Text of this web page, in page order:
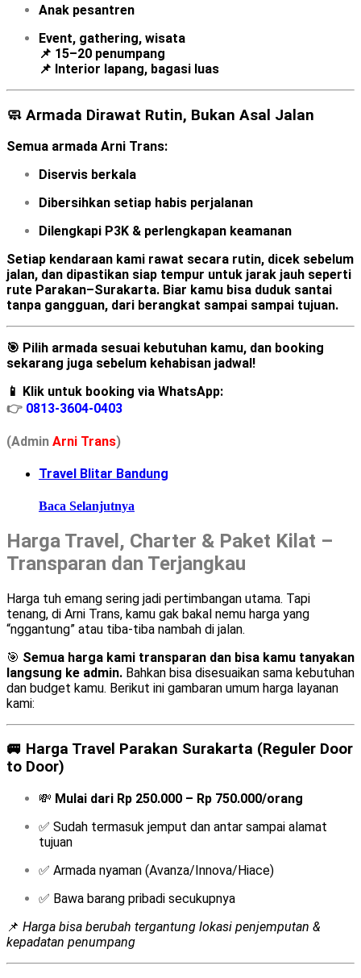
Anak pesantren
Event, gathering, wisata
📌 15–20 penumpang
📌 Interior lapang, bagasi luas
🧼 Armada Dirawat Rutin, Bukan Asal Jalan
Semua armada Arni Trans:
Diservis berkala
Dibersihkan setiap habis perjalanan
Dilengkapi P3K & perlengkapan keamanan
Setiap kendaraan kami rawat secara rutin, dicek sebelum
jalan, dan dipastikan siap tempur untuk jarak jauh seperti
rute Parakan–Surakarta. Biar kamu bisa duduk santai
tanpa gangguan, dari berangkat sampai sampai tujuan.
🎯 Pilih armada sesuai kebutuhan kamu, dan booking
sekarang juga sebelum kehabisan jadwal!
📱 Klik untuk booking via WhatsApp:
👉 0813-3604-0403
(Admin Arni Trans)
Travel Blitar Bandung
Baca Selanjutnya
Harga Travel, Charter & Paket Kilat –
Transparan dan Terjangkau
Harga tuh emang sering jadi pertimbangan utama. Tapi
tenang, di Arni Trans, kamu gak bakal nemu harga yang
“nggantung” atau tiba-tiba nambah di jalan.
🎯 Semua harga kami transparan dan bisa kamu tanyakan
langsung ke admin. Bahkan bisa disesuaikan sama kebutuhan
dan budget kamu. Berikut ini gambaran umum harga layanan
kami:
🚐 Harga Travel Parakan Surakarta (Reguler Door
to Door)
💸 Mulai dari Rp 250.000 – Rp 750.000/orang
✅ Sudah termasuk jemput dan antar sampai alamat
tujuan
✅ Armada nyaman (Avanza/Innova/Hiace)
✅ Bawa barang pribadi secukupnya
📌 Harga bisa berubah tergantung lokasi penjemputan &
kepadatan penumpang